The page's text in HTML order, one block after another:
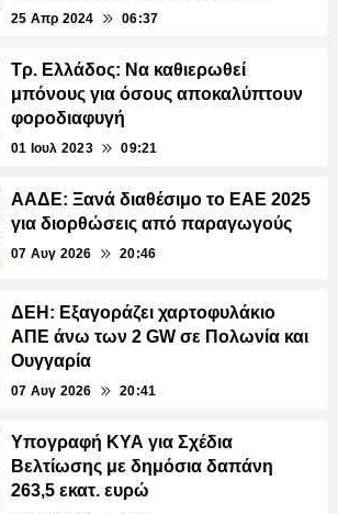
25 Απρ 2024 06:37
Τρ. Ελλάδος: Να καθιερωθεί
μπόνους για όσους αποκαλύπτουν
φοροδιαφυγή
01 Ιουλ 2023 09:21
ΑΑΔΕ: Ξανά διαθέσιμο το ΕΑΕ 2025
για διορθώσεις από παραγωγούς
07 Αυγ 2026 20:46
ΔΕΗ: Εξαγοράζει χαρτοφυλάκιο
ΑΠΕ άνω των 2 GW σε Πολωνία και
Ουγγαρία
07 Αυγ 2026 20:41
Υπογραφή ΚΥΑ για Σχέδια
Βελτίωσης με δημόσια δαπάνη
263,5 εκατ. ευρώ